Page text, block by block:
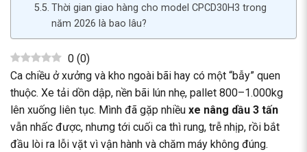
Thời gian giao hàng cho model CPCD30H3 trong
năm 2026 là bao lâu?
0 (0)
Ca chiều ở xưởng và kho ngoài bãi hay có một “bẫy” quen
thuộc. Xe tải dồn dập, nền bãi lún nhẹ, pallet 800–1.000kg
lên xuống liên tục. Mình đã gặp nhiều xe nâng dầu 3 tấn
vẫn nhấc được, nhưng tới cuối ca thì rung, trễ nhịp, rồi bắt
đầu lòi ra lỗi vặt vì vận hành và chăm máy không đúng.